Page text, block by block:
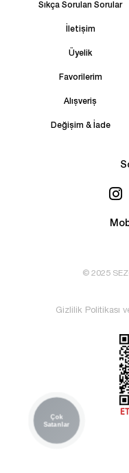
Sıkça Sorulan Sorular
İletişim
Üyelik
Favorilerim
Alışveriş
Değişim & İade
© 2025
Gizlilik Politikası
Çok
Satanlar